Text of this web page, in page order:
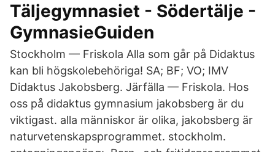
Täljegymnasiet - Södertälje -
GymnasieGuiden
Stockholm — Friskola Alla som går på Didaktus
kan bli högskolebehöriga! SA; BF; VO; IMV
Didaktus Jakobsberg. Järfälla — Friskola. Hos
oss på didaktus gymnasium jakobsberg är du
viktigast. alla människor är olika, jakobsberg är
naturvetenskapsprogrammet. stockholm.